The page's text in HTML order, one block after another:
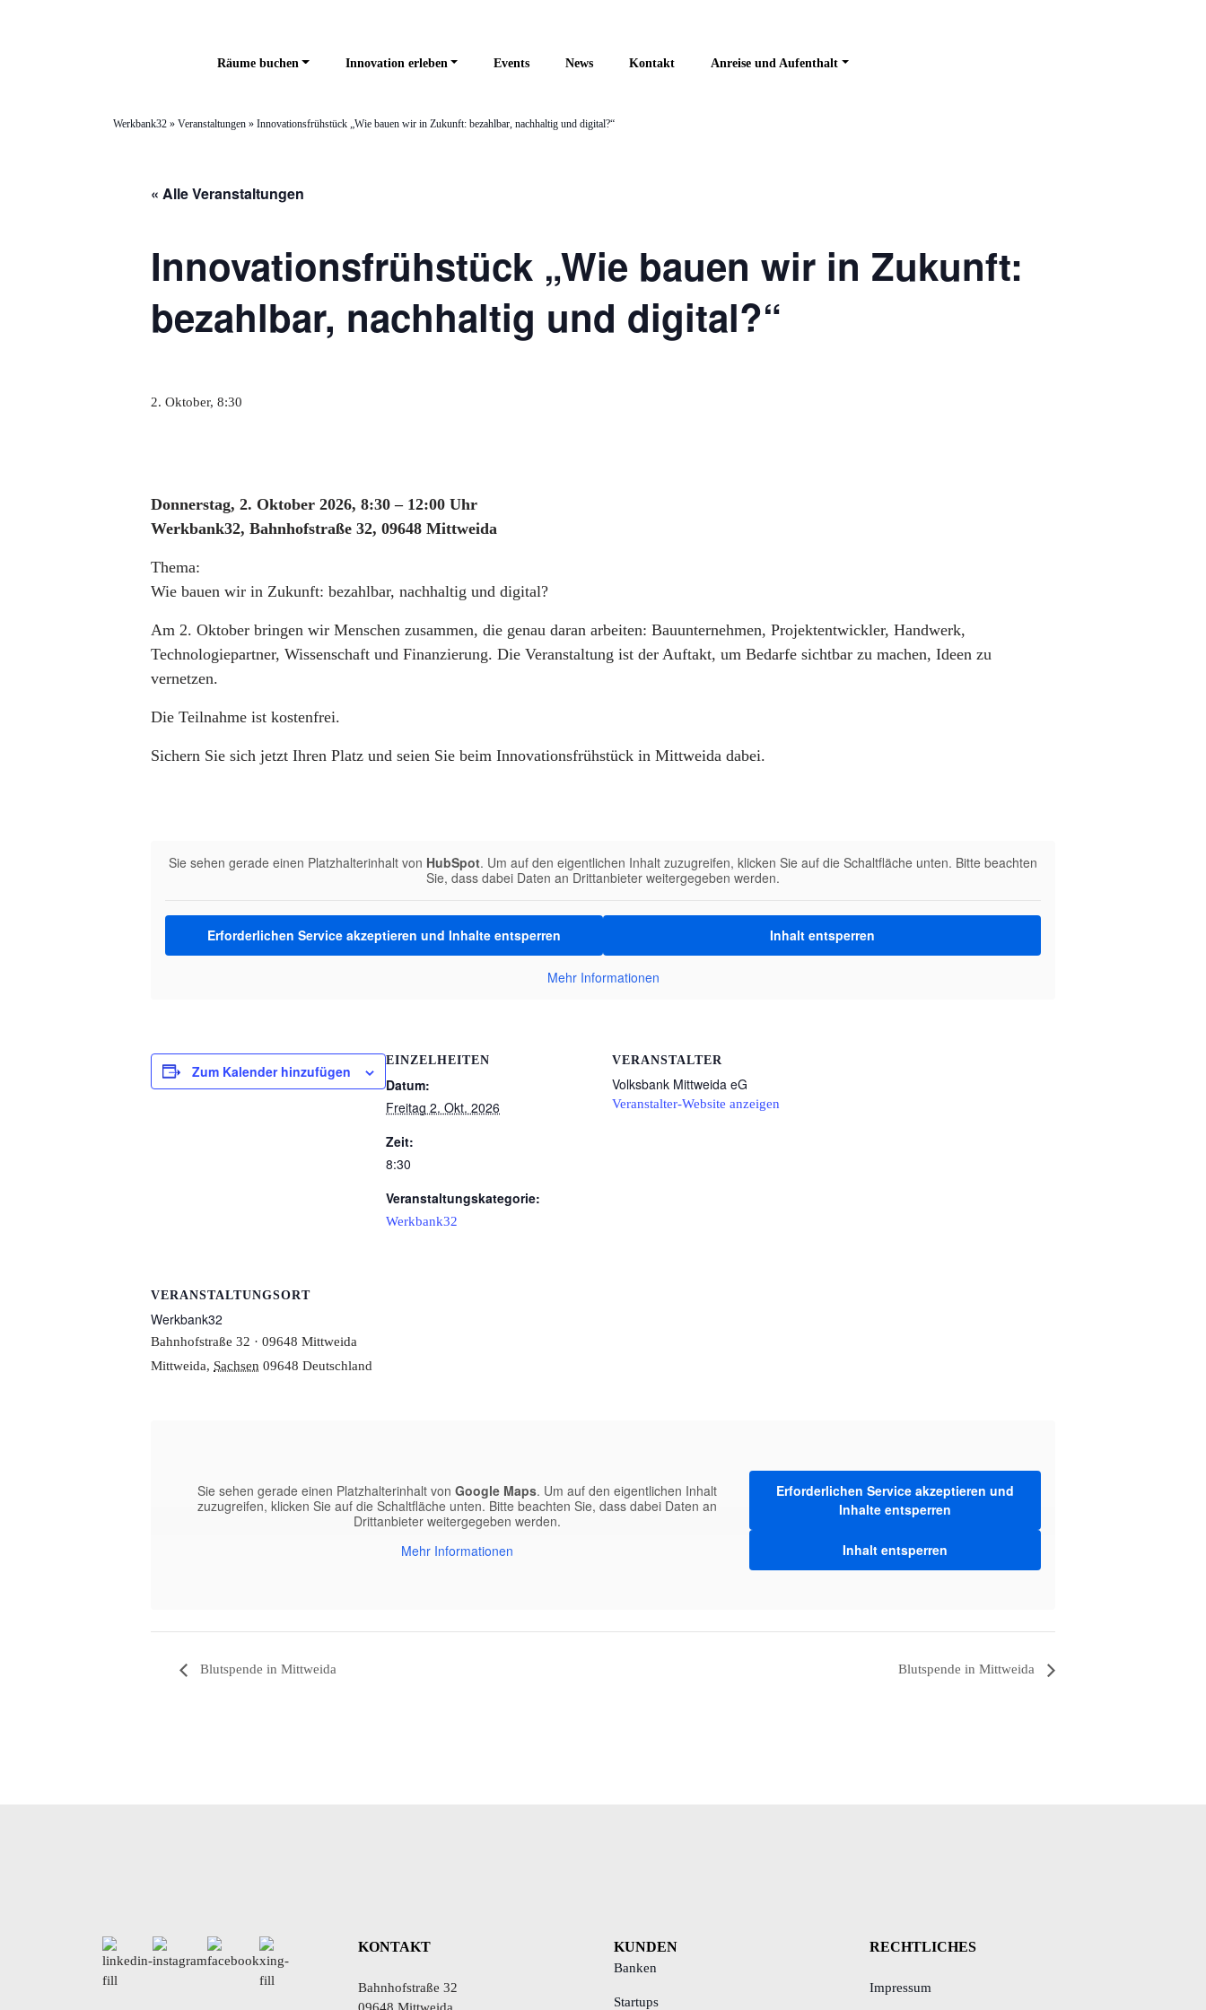
Räume buchen Innovation erleben Events News Kontakt Anreise und Aufenthalt
Werkbank32 » Veranstaltungen » Innovationsfrühstück „Wie bauen wir in Zukunft: bezahlbar, nachhaltig und digital?“
« Alle Veranstaltungen
Innovationsfrühstück „Wie bauen wir in Zukunft:
bezahlbar, nachhaltig und digital?“
2. Oktober, 8:30
Donnerstag, 2. Oktober 2026, 8:30 – 12:00 Uhr
Werkbank32, Bahnhofstraße 32, 09648 Mittweida
Thema:
Wie bauen wir in Zukunft: bezahlbar, nachhaltig und digital?
Am 2. Oktober bringen wir Menschen zusammen, die genau daran arbeiten: Bauunternehmen, Projektentwickler, Handwerk,
Technologiepartner, Wissenschaft und Finanzierung. Die Veranstaltung ist der Auftakt, um Bedarfe sichtbar zu machen, Ideen zu
vernetzen.
Die Teilnahme ist kostenfrei.
Sichern Sie sich jetzt Ihren Platz und seien Sie beim Innovationsfrühstück in Mittweida dabei.
Sie sehen gerade einen Platzhalterinhalt von HubSpot. Um auf den eigentlichen Inhalt zuzugreifen, klicken Sie auf die Schaltfläche unten. Bitte beachten
Sie, dass dabei Daten an Drittanbieter weitergegeben werden.
Erforderlichen Service akzeptieren und Inhalte entsperren Inhalt entsperren
Mehr Informationen
Zum Kalender hinzufügen
EINZELHEITEN
Datum:
Freitag 2. Okt. 2026
Zeit:
8:30
Veranstaltungskategorie:
Werkbank32
VERANSTALTER
Volksbank Mittweida eG
Veranstalter-Website anzeigen
VERANSTALTUNGSORT
Werkbank32
Bahnhofstraße 32 · 09648 Mittweida
Mittweida, Sachsen 09648 Deutschland
Sie sehen gerade einen Platzhalterinhalt von Google Maps. Um auf den eigentlichen Inhalt
zuzugreifen, klicken Sie auf die Schaltfläche unten. Bitte beachten Sie, dass dabei Daten an
Drittanbieter weitergegeben werden.
Mehr Informationen
Erforderlichen Service akzeptieren und
Inhalte entsperren
Inhalt entsperren
Blutspende in Mittweida Blutspende in Mittweida
KONTAKT
Bahnhofstraße 32
09648 Mittweida
KUNDEN
Banken
Startups
RECHTLICHES
Impressum